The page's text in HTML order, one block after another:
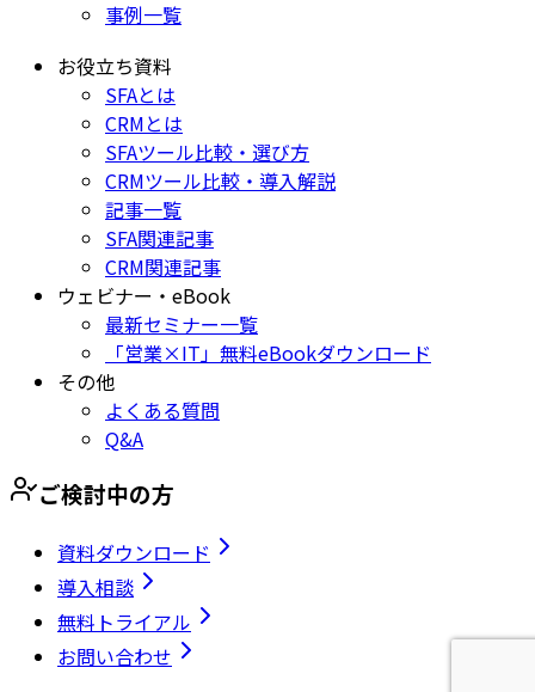
事例一覧
お役立ち資料
SFAとは
CRMとは
SFAツール比較・選び方
CRMツール比較・導入解説
記事一覧
SFA関連記事
CRM関連記事
ウェビナー・eBook
最新セミナー一覧
「営業×IT」無料eBookダウンロード
その他
よくある質問
Q&A
ご検討中の方
資料ダウンロード
導入相談
無料トライアル
お問い合わせ